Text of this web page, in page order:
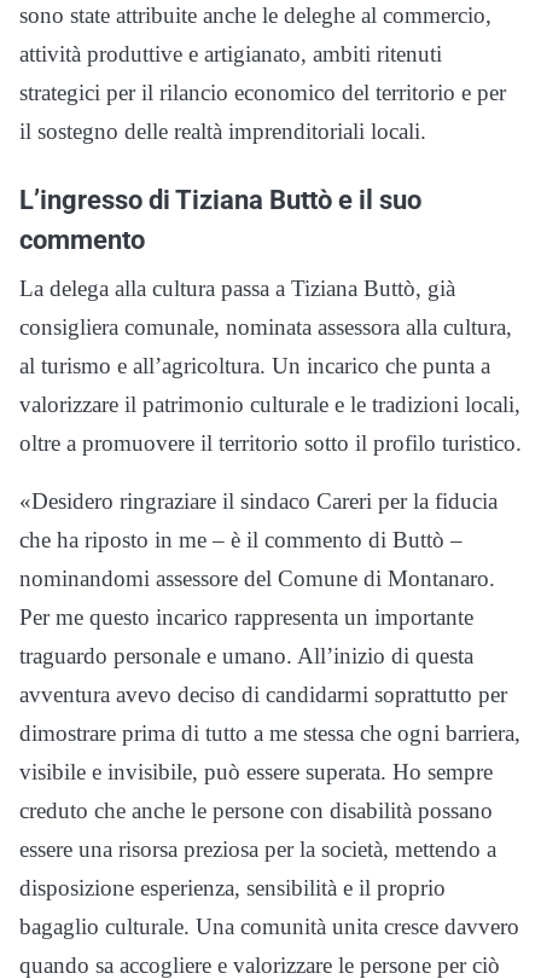
sono state attribuite anche le deleghe al commercio,
attività produttive e artigianato, ambiti ritenuti
strategici per il rilancio economico del territorio e per
il sostegno delle realtà imprenditoriali locali.
L’ingresso di Tiziana Buttò e il suo
commento
La delega alla cultura passa a Tiziana Buttò, già
consigliera comunale, nominata assessora alla cultura,
al turismo e all’agricoltura. Un incarico che punta a
valorizzare il patrimonio culturale e le tradizioni locali,
oltre a promuovere il territorio sotto il profilo turistico.
«Desidero ringraziare il sindaco Careri per la fiducia
che ha riposto in me – è il commento di Buttò –
nominandomi assessore del Comune di Montanaro.
Per me questo incarico rappresenta un importante
traguardo personale e umano. All’inizio di questa
avventura avevo deciso di candidarmi soprattutto per
dimostrare prima di tutto a me stessa che ogni barriera,
visibile e invisibile, può essere superata. Ho sempre
creduto che anche le persone con disabilità possano
essere una risorsa preziosa per la società, mettendo a
disposizione esperienza, sensibilità e il proprio
bagaglio culturale. Una comunità unita cresce davvero
quando sa accogliere e valorizzare le persone per ciò